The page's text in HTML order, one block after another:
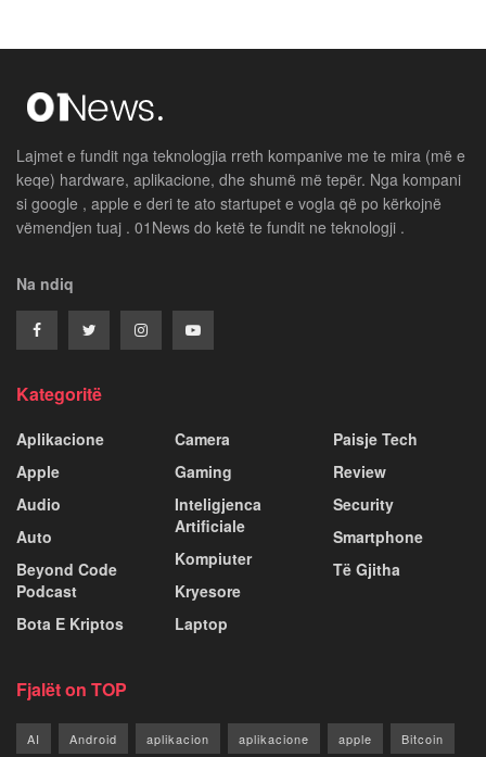
Lajmet e fundit nga teknologjia rreth kompanive me te mira (më e
keqe) hardware, aplikacione, dhe shumë më tepër. Nga kompani
si google , apple e deri te ato startupet e vogla që po kërkojnë
vëmendjen tuaj . 01News do ketë te fundit ne teknologji .
Na ndiq
Kategoritë
Aplikacione
Apple
Audio
Auto
Beyond Code
Podcast
Bota E Kriptos
Camera
Gaming
Inteligjenca
Artificiale
Kompiuter
Kryesore
Laptop
Paisje Tech
Review
Security
Smartphone
Të Gjitha
Fjalët on TOP
AI Android aplikacion aplikacione apple Bitcoin